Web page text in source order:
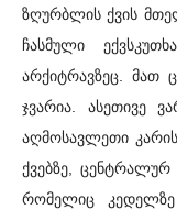
ზღურბლის ქვის
ჩასმული
არქიტრავზეც. მათ
ჯვარია. ასეთივე
აღმოსავლეთი
ქვებზე, ცენტრალურ
რომელიც